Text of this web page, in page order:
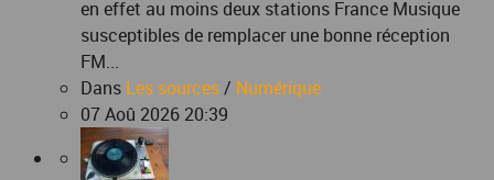
en effet au moins deux stations France Musique
susceptibles de remplacer une bonne réception
FM...
Dans Les sources/ Numérique
07 Aoû 2026 20:39